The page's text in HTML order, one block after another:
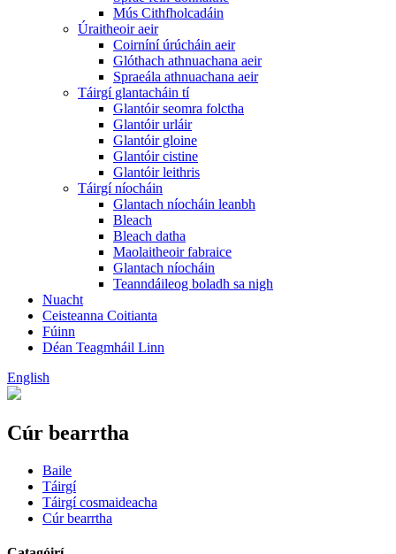
Mús Cithfholcadáin
Úraitheoir aeir
Coirníní úrúcháin aeir
Glóthach athnuachana aeir
Spraeála athnuachana aeir
Táirgí glantacháin tí
Glantóir seomra folctha
Glantóir urláir
Glantóir gloine
Glantóir cistine
Glantóir leithris
Táirgí níocháin
Glantach níocháin leanbh
Bleach
Bleach datha
Maolaitheoir fabraice
Glantach níocháin
Teanndáileog boladh sa nigh
Nuacht
Ceisteanna Coitianta
Fúinn
Déan Teagmháil Linn
English
Cúr bearrtha
Baile
Táirgí
Táirgí cosmaideacha
Cúr bearrtha